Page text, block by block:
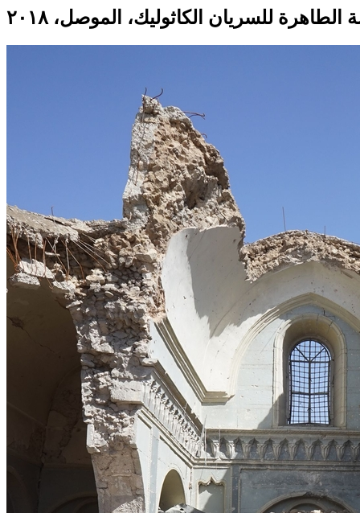
الطاهرة للسريان الكاثوليك، الموصل، ٢٠١٨